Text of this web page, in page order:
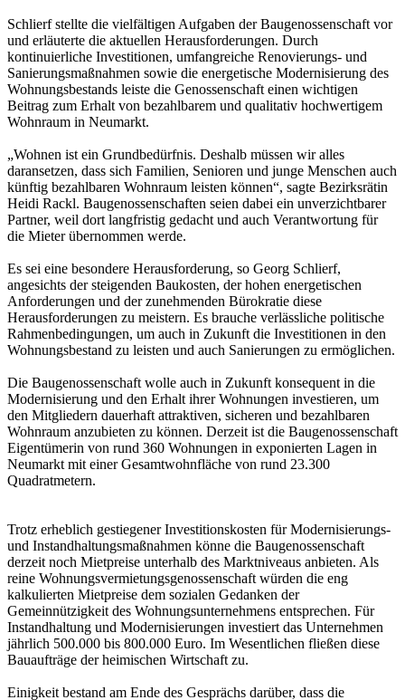
Schlierf stellte die vielfältigen Aufgaben der Baugenossenschaft vor
und erläuterte die aktuellen Herausforderungen. Durch
kontinuierliche Investitionen, umfangreiche Renovierungs- und
Sanierungsmaßnahmen sowie die energetische Modernisierung des
Wohnungsbestands leiste die Genossenschaft einen wichtigen
Beitrag zum Erhalt von bezahlbarem und qualitativ hochwertigem
Wohnraum in Neumarkt.
„Wohnen ist ein Grundbedürfnis. Deshalb müssen wir alles
daransetzen, dass sich Familien, Senioren und junge Menschen auch
künftig bezahlbaren Wohnraum leisten können“, sagte Bezirksrätin
Heidi Rackl. Baugenossenschaften seien dabei ein unverzichtbarer
Partner, weil dort langfristig gedacht und auch Verantwortung für
die Mieter übernommen werde.
Es sei eine besondere Herausforderung, so Georg Schlierf,
angesichts der steigenden Baukosten, der hohen energetischen
Anforderungen und der zunehmenden Bürokratie diese
Herausforderungen zu meistern. Es brauche verlässliche politische
Rahmenbedingungen, um auch in Zukunft die Investitionen in den
Wohnungsbestand zu leisten und auch Sanierungen zu ermöglichen.
Die Baugenossenschaft wolle auch in Zukunft konsequent in die
Modernisierung und den Erhalt ihrer Wohnungen investieren, um
den Mitgliedern dauerhaft attraktiven, sicheren und bezahlbaren
Wohnraum anzubieten zu können. Derzeit ist die Baugenossenschaft
Eigentümerin von rund 360 Wohnungen in exponierten Lagen in
Neumarkt mit einer Gesamtwohnfläche von rund 23.300
Quadratmetern.
Trotz erheblich gestiegener Investitionskosten für Modernisierungs-
und Instandhaltungsmaßnahmen könne die Baugenossenschaft
derzeit noch Mietpreise unterhalb des Marktniveaus anbieten. Als
reine Wohnungsvermietungsgenossenschaft würden die eng
kalkulierten Mietpreise dem sozialen Gedanken der
Gemeinnützigkeit des Wohnungsunternehmens entsprechen. Für
Instandhaltung und Modernisierungen investiert das Unternehmen
jährlich 500.000 bis 800.000 Euro. Im Wesentlichen fließen diese
Bauaufträge der heimischen Wirtschaft zu.
Einigkeit bestand am Ende des Gesprächs darüber, dass die